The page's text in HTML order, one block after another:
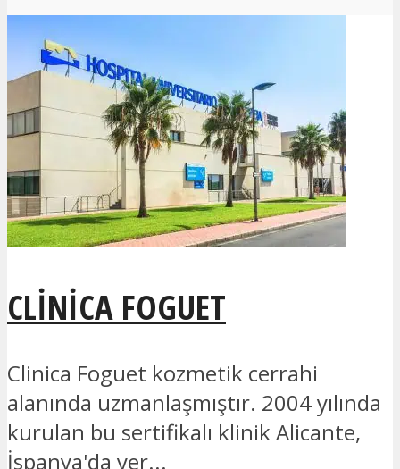
CLINICA FOGUET
Clinica Foguet kozmetik cerrahi
alanında uzmanlaşmıştır. 2004 yılında
kurulan bu sertifikalı klinik Alicante,
İspanya'da yer...